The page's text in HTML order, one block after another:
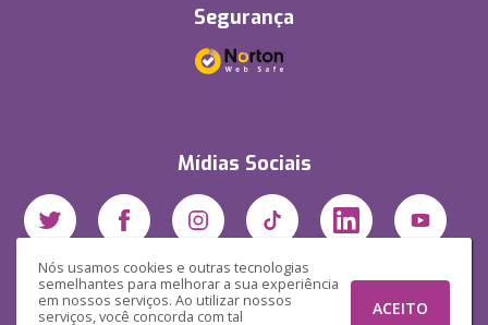
Nós usamos cookies e outras tecnologias
semelhantes para melhorar a sua experiência
em nossos serviços. Ao utilizar nossos
serviços, você concorda com tal
ACEITO
Segurança
Mídias Sociais